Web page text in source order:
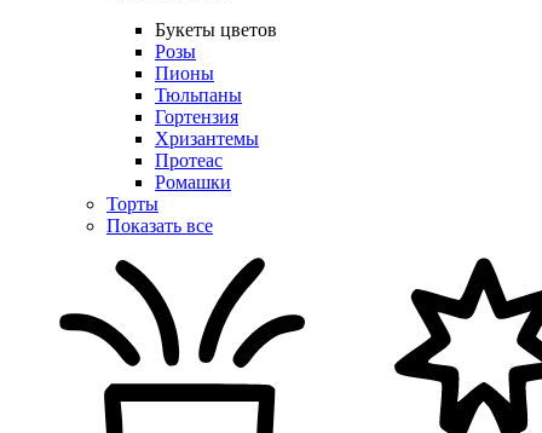
Букеты цветов
Розы
Пионы
Тюльпаны
Гортензия
Хризантемы
Протеас
Ромашки
Торты
Показать все